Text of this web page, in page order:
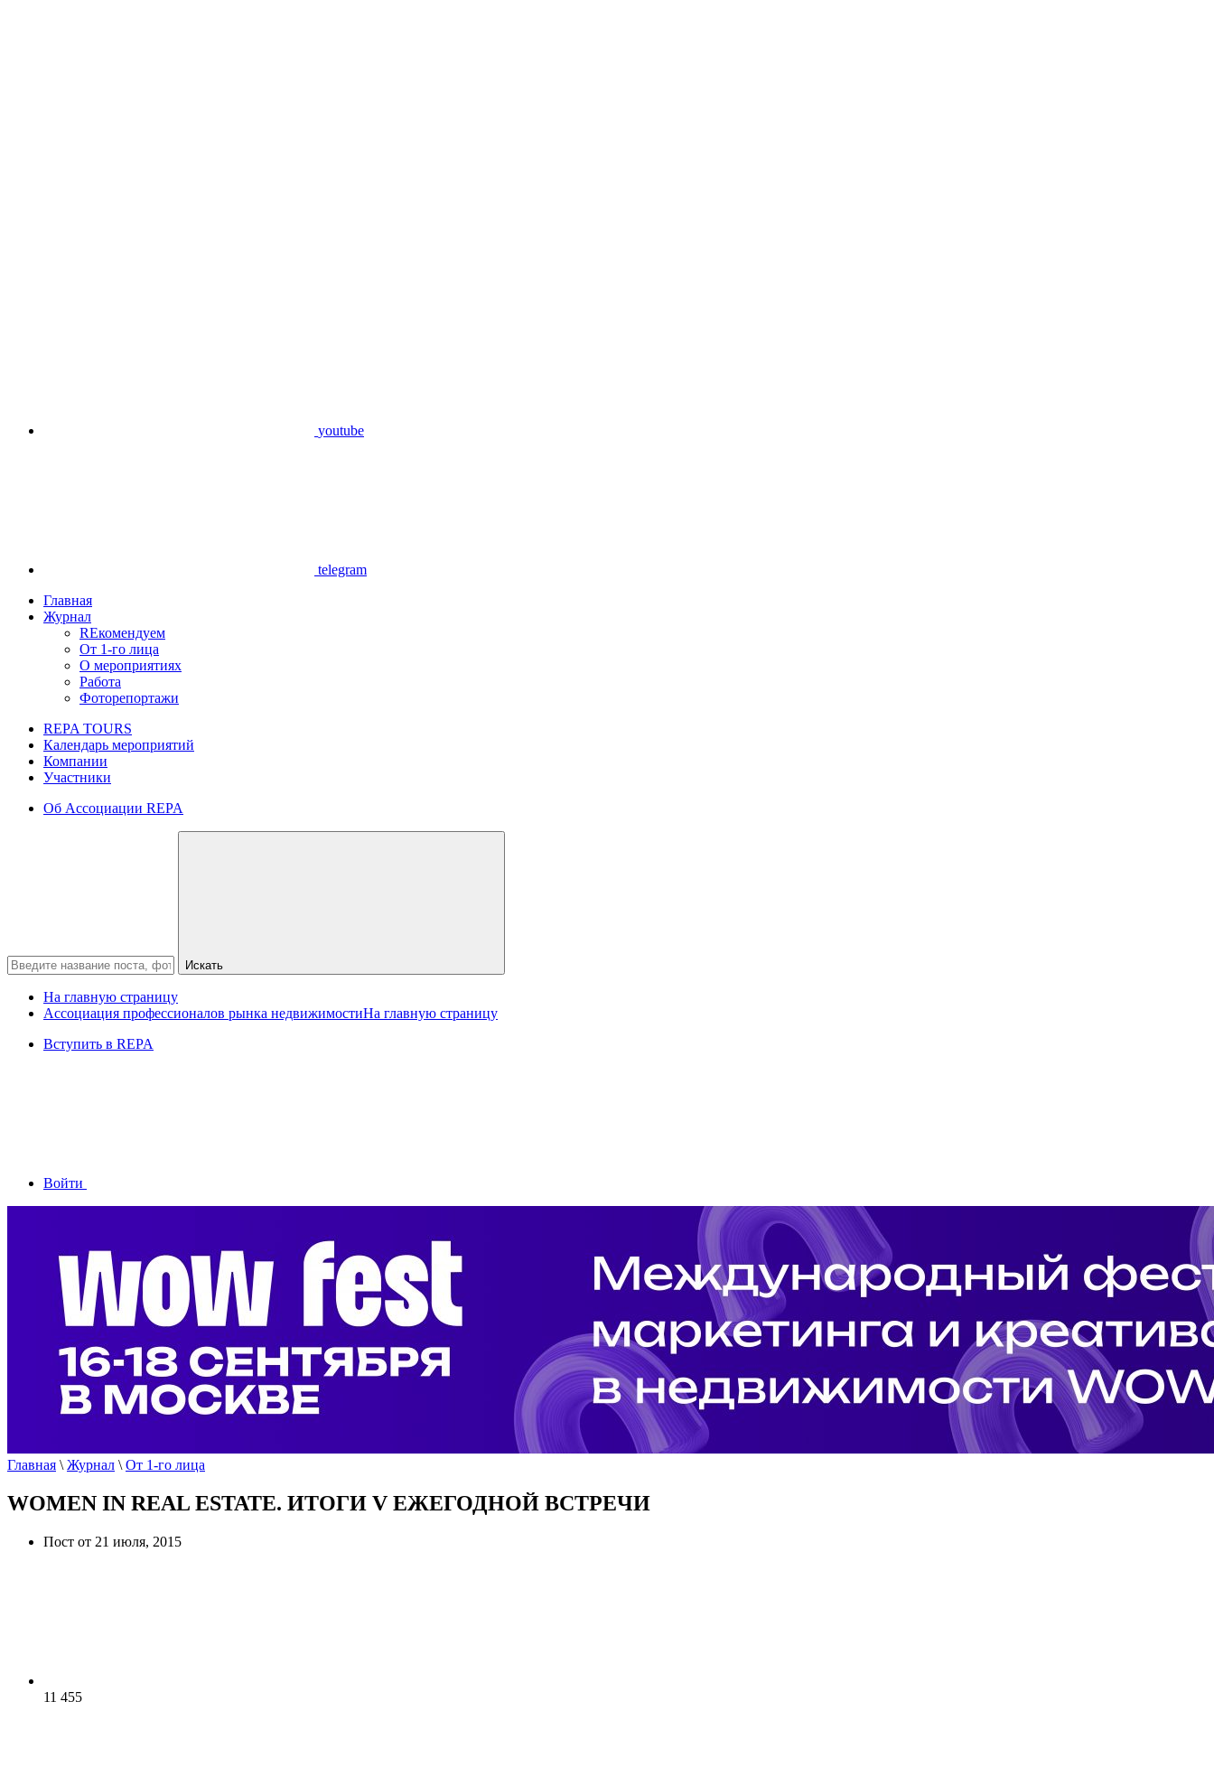
youtube
telegram
Главная
Журнал
REкомендуем
От 1-го лица
О мероприятиях
Работа
Фоторепортажи
REPA TOURS
Календарь мероприятий
Компании
Участники
Об Ассоциации REPA
Искать
На главную страницу
Ассоциация профессионалов рынка недвижимостиНа главную страницу
Вступить в REPA
Войти
Главная \ Журнал \ От 1-го лица
WOMEN IN REAL ESTATE. ИТОГИ V ЕЖЕГОДНОЙ ВСТРЕЧИ
Пост от 21 июля, 2015
11 455